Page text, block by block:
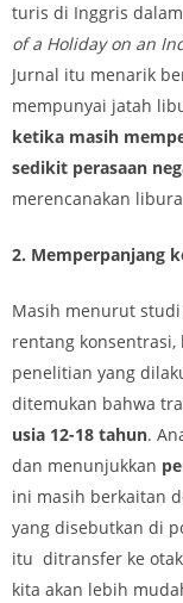
turis di Inggris
of a Holiday on an
Jurnal itu menarik
mempunyai jatah
ketika masih
sedikit perasaan
merencanakan
2. Memperpanjang
Masih menurut
rentang
penelitian yang
ditemukan bahwa
usia 12-18 tahun.
dan menunjukkan
ini masih berkaitan
yang disebutkan di
itu ditransfer ke
kita akan lebih